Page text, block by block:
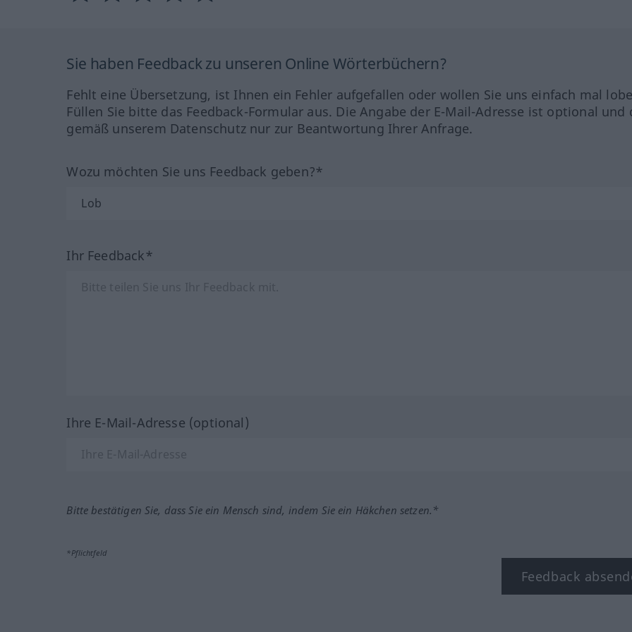
Sie haben Feedback zu unseren Online Wörterbüchern?
Fehlt eine Übersetzung, ist Ihnen ein Fehler aufgefallen oder wollen Sie uns einfach mal
Füllen Sie bitte das Feedback-Formular aus. Die Angabe der E-Mail-Adresse ist optional und
gemäß unserem Datenschutz nur zur Beantwortung Ihrer Anfrage.
Wozu möchten Sie uns Feedback geben?*
Ihr Feedback*
Ihre E-Mail-Adresse (optional)
Bitte bestätigen Sie, dass Sie ein Mensch sind, indem Sie ein Häkchen setzen.*
*Pflichtfeld
Feedback